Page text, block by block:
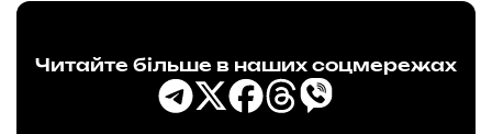
Читайте більше в наших соцмережах